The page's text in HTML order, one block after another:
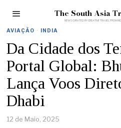
The South Asia
AVIAÇÃO · INDIA
Da Cidade dos
Portal Global:
Lança Voos
Dhabi
12 de Maio, 2025